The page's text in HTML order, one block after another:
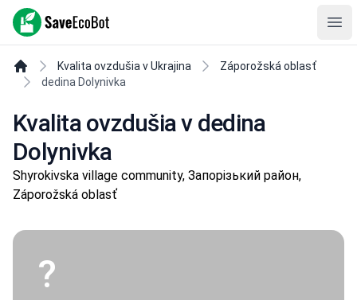
SaveEcoBot
Kvalita ovzdušia v Ukrajina
Záporožská oblasť
dedina Dolynivka
Kvalita ovzdušia v dedina
Dolynivka
Shyrokivska village community, Запорізький район,
Záporožská oblasť
?